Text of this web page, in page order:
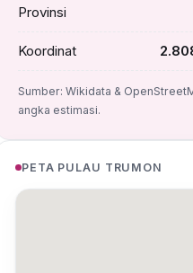
Provinsi
Koordinat
Sumber: Wikidata &
angka estimasi.
PETA PULAU TRUMON